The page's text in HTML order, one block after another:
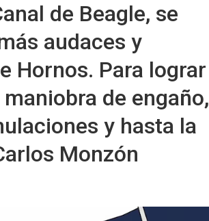
de Beagle, se
audaces y
Hornos. Para lograr
de engaño,
y hasta la
Monzón